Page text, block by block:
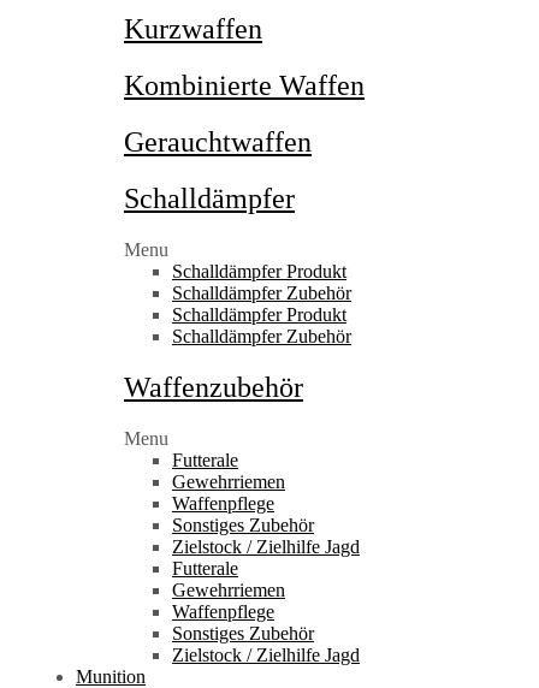
Kurzwaffen
Kombinierte Waffen
Gerauchtwaffen
Schalldämpfer
Menu
Schalldämpfer Produkt
Schalldämpfer Zubehör
Schalldämpfer Produkt
Schalldämpfer Zubehör
Waffenzubehör
Menu
Futterale
Gewehrriemen
Waffenpflege
Sonstiges Zubehör
Zielstock / Zielhilfe Jagd
Futterale
Gewehrriemen
Waffenpflege
Sonstiges Zubehör
Zielstock / Zielhilfe Jagd
Munition